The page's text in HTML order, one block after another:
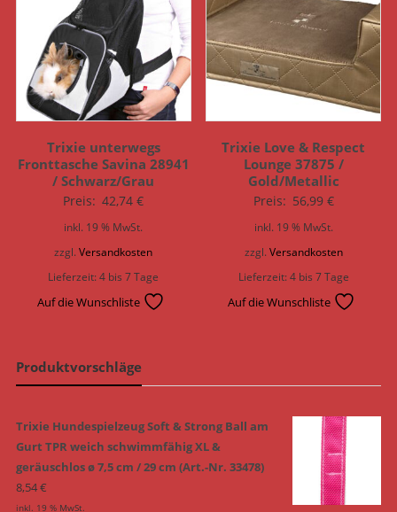
Trixie unterwegs
Fronttasche Savina 28941
/ Schwarz/Grau
Preis: 42,74€
inkl. 19 % MwSt.
zzgl.Versandkosten
Lieferzeit:4 bis 7 Tage
Auf die Wunschliste
Trixie Love & Respect
Lounge 37875 /
Gold/Metallic
Preis: 56,99 €
inkl. 19 % MwSt.
zzgl. Versandkosten
Lieferzeit:4 bis 7 Tage
Auf die Wunschliste
Produktvorschläge
Trixie Hundespielzeug Soft & Strong Ball am
Gurt TPR weich schwimmfähig XL &
geräuschlos ø 7,5 cm / 29 cm (Art.-Nr. 33478)
8,54€
inkl. 19 % MwSt.